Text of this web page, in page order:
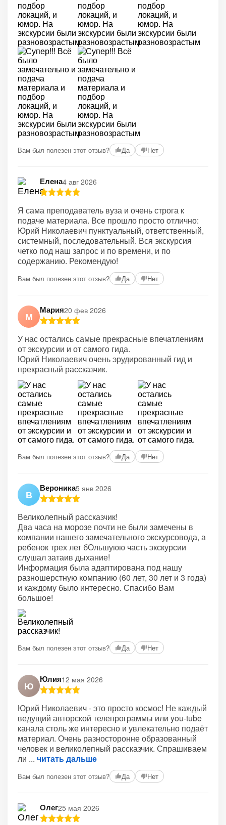
Вам был полезен этот отзыв? Да Нет
Елена4 авг 2026
Я сама преподаватель вуза и очень строга к
подаче материала. Все прошло просто отлично:
Юрий Николаевич пунктуальный, ответственный,
системный, последовательный. Вся экскурсия
четко под наш запрос и по времени, и по
содержанию. Рекомендую!
Вам был полезен этот отзыв? Да Нет
М
Мария20 фев 2026
У нас остались самые прекрасные впечатлениям
от экскурсии и от самого гида.
Юрий Николаевич очень эрудированный гид и
прекрасный рассказчик.
Вам был полезен этот отзыв? Да Нет
В
Вероника5 янв 2026
Великолепный рассказчик!
Два часа на морозе почти не были замечены в
компании нашего замечательного экскурсовода, а
ребенок трех лет бОльшуюю часть экскурсии
слушал затаив дыхание!
Информация была адаптирована под нашу
разношерстную компанию (60 лет, 30 лет и 3 года)
и каждому было интересно. Спасибо Вам
большое!
Вам был полезен этот отзыв? Да Нет
Ю
Юлия12 мая 2026
Юрий Николаевич - это просто космос! Не каждый
ведущий авторской телепрограммы или you-tube
канала столь же интересно и увлекательно подаёт
материал. Очень разносторонне образованный
человек и великолепный рассказчик. Спрашиваем
ли
читать дальше
Вам был полезен этот отзыв? Да Нет
Олег25 мая 2026